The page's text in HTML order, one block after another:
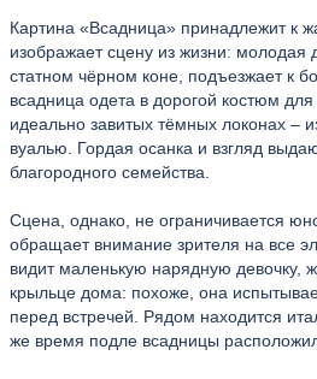
Картина «Всадница» принадлежит к
изображает сцену из жизни:
статном чёрном коне, подъезжает к
всадница одета в дорогой костюм
идеально завитых тёмных локонах –
вуалью. Гордая осанка и взгляд
благородного семейства.
Сцена, однако, не ограничивается
обращает внимание зрителя на все
видит маленькую нарядную девочку,
крыльце дома: похоже, она
перед встречей. Рядом находится
же время подле всадницы